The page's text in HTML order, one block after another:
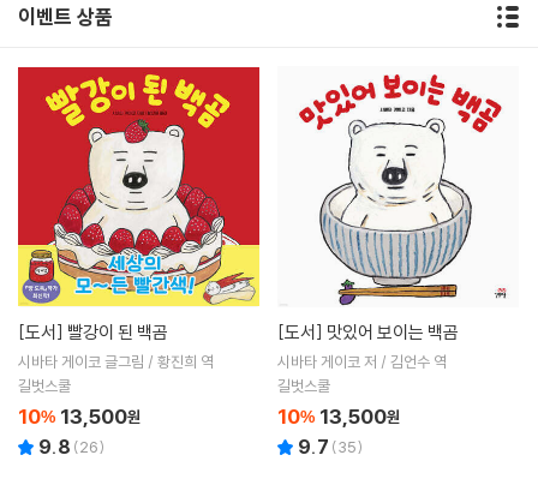
이벤트 상품
[도서] 빨강이 된 백곰
시바타 게이코 글그림 / 황진희 역
길벗스쿨
10% 13,500원
9.8 (26)
[도서] 맛있어 보이는 백곰
시바타 게이코 저 / 김언수 역
길벗스쿨
10% 13,500원
9.7 (35)